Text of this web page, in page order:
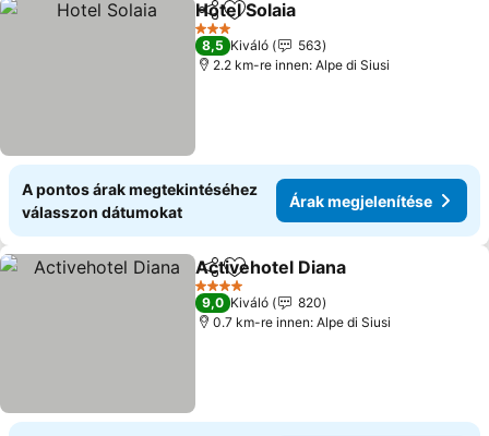
Megosztás
Hozzáadás a kedvencekhez
Hotel Solaia
3 Kategória
8,5 Kiváló
563
2.2 km-re innen: Alpe di Siusi
A pontos árak megtekintéséhez
válasszon dátumokat
Árak megjelenítése
Megosztás
Hozzáadás a kedvencekhez
Activehotel Diana
4 Kategória
9,0 Kiváló
820
0.7 km-re innen: Alpe di Siusi